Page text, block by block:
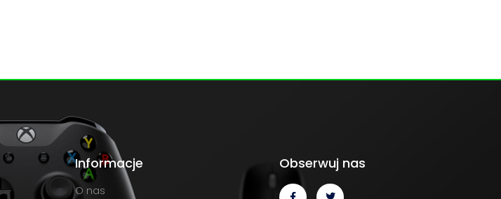
Informacje
O nas
Obserwuj nas